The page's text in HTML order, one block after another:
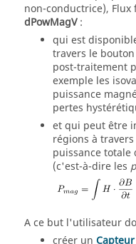
non-conductrice),
dPowMagV:
qui est
travers le bouton
post-traitement
exemple les
puissance
pertes
et qui peut être
régions à
puissance
(c'est-à-dire les
A ce but l'utilisateur
créer un Capteur